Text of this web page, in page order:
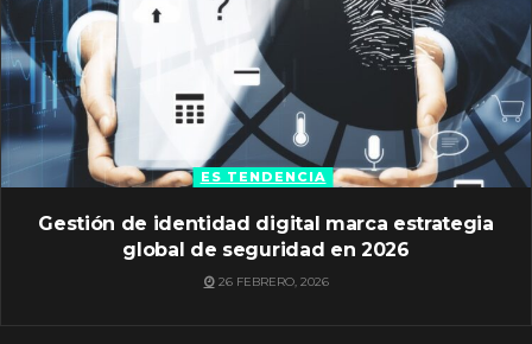
ES TENDENCIA
Gestión de identidad digital marca estrategia
global de seguridad en 2026
26 FEBRERO, 2026